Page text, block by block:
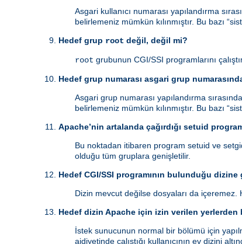
Asgari kullanıcı numarası yapılandırma
belirlemeniz mümkün kılınmıştır. Bu bazı
Hedef grup root değil, değil mi?
root grubunun CGI/SSI programlarını
Hedef grup numarası asgari grup
Asgari grup numarası yapılandırma
belirlemeniz mümkün kılınmıştır. Bu bazı
Apache’nin artalanda çağırdığı setuid
Bu noktadan itibaren program setuid ve
olduğu tüm gruplara genişletilir.
Hedef CGI/SSI programının bulunduğu
Dizin mevcut değilse dosyaları da içeremez.
Hedef dizin Apache için izin verilen yerlerden
İstek sunucunun normal bir bölümü için
aidiyetinde çalıştığı kullanıcının ev dizini